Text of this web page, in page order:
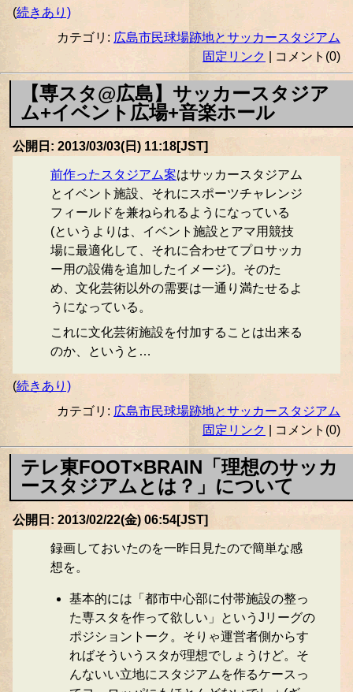
(続きあり)
カテゴリ: 広島市民球場跡地とサッカースタジアム
固定リンク
| コメント(0)
【専スタ@広島】サッカースタジア
ム+イベント広場+音楽ホール
公開日: 2013/03/03(日) 11:18[JST]
前作ったスタジアム案はサッカースタジアム
とイベント施設、それにスポーツチャレンジ
フィールドを兼ねられるようになっている
(というよりは、イベント施設とアマ用競技
場に最適化して、それに合わせてプロサッカ
ー用の設備を追加したイメージ)。そのた
め、文化芸術以外の需要は一通り満たせるよ
うになっている。
これに文化芸術施設を付加することは出来る
のか、というと…
(続きあり)
カテゴリ: 広島市民球場跡地とサッカースタジアム
固定リンク
| コメント(0)
テレ東FOOT×BRAIN「理想のサッカ
ースタジアムとは？」について
公開日: 2013/02/22(金) 06:54[JST]
録画しておいたのを一昨日見たので簡単な感
想を。
基本的には「都市中心部に付帯施設の整っ
た専スタを作って欲しい」というJリーグの
ポジショントーク。そりゃ運営者側からす
ればそういうスタが理想でしょうけど。そ
んないい立地にスタジアムを作るケースっ